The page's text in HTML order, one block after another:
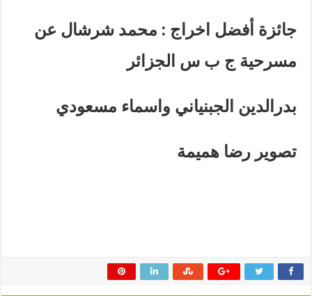
جائزة أفضل اخراج : محمد شرشال عن
مسرحية ج ب س الجزائر
بدرالدين الجبنياني واسماء مسعودي
تصوير رضا هميمة